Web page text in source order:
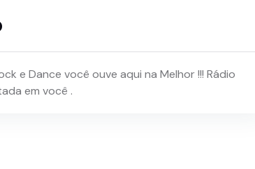
e Dance você ouve aqui na Melhor !!! Rádio
em você .